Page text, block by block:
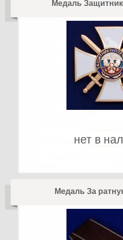
Медаль
нет в
Медаль За